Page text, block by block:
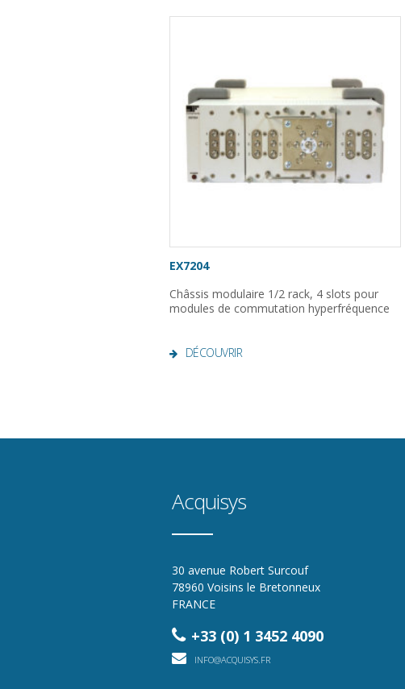
EX7204
Châssis modulaire 1/2 rack, 4 slots pour
modules de commutation hyperfréquence
DÉCOUVRIR
Acquisys
30 avenue Robert Surcouf
78960 Voisins le Bretonneux
FRANCE
+33 (0) 1 3452 4090
INFO@ACQUISYS.FR